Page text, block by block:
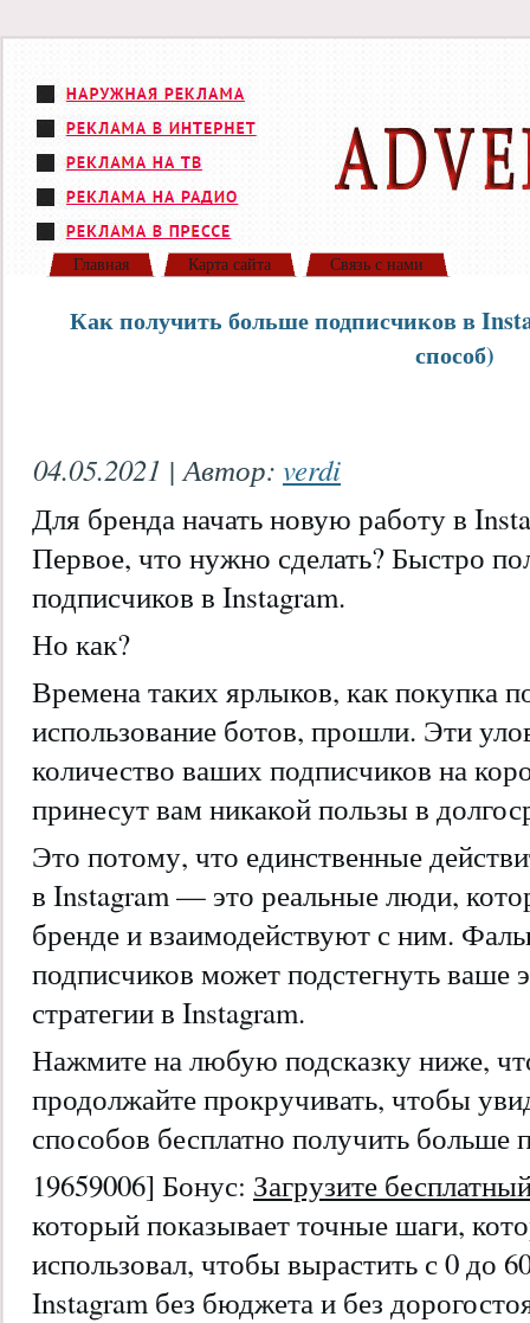
Главная Карта сайта Связь с нами
Как получить больше подписчиков в
способ)
04.05.2021 | Автор: verdi
Для бренда начать новую работу в
Первое, что нужно сделать? Быстро
подписчиков в Instagram.
Но как?
Времена таких ярлыков, как покупка
использование ботов, прошли. Эти
количество ваших подписчиков на
принесут вам никакой пользы в
Это потому, что единственные
в Instagram — это реальные люди,
бренде и взаимодействуют с ним.
подписчиков может подстегнуть ваше
стратегии в Instagram.
Нажмите на любую подсказку ниже,
продолжайте прокручивать, чтобы
способов бесплатно получить больше
19659006] Бонус: Загрузите
который показывает точные шаги,
использовал, чтобы вырастить с 0 до
Instagram без бюджета и без